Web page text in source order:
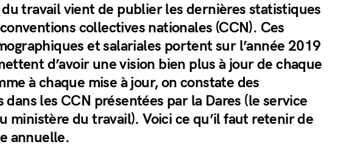
travail vient de publier les dernières statistiques
collectives nationales (CCN). Ces
et salariales portent sur l’année 2019
d’avoir une vision bien plus à jour de chaque
à chaque mise à jour, on constate des
dans les CCN présentées par la Dares (le service
ministère du travail). Voici ce qu’il faut retenir de
annuelle.